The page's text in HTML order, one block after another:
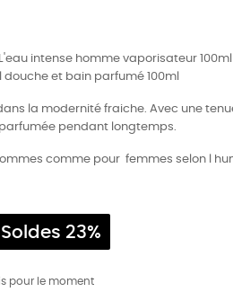
intense homme vaporisateur
et bain parfumé 100ml
la modernité fraiche. Avec une
pendant longtemps.
comme pour femmes selon l
Soldes 23%
pour le moment